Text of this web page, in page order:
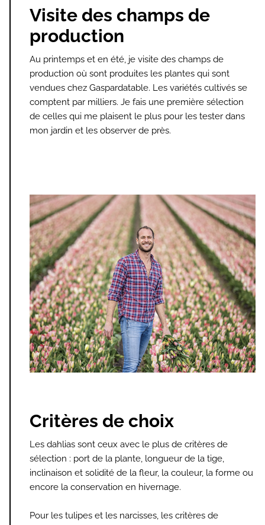
Visite des champs de
production
Au printemps et en été, je visite des champs de
production où sont produites les plantes qui sont
vendues chez Gaspardatable. Les variétés cultivés se
comptent par milliers. Je fais une première sélection
de celles qui me plaisent le plus pour les tester dans
mon jardin et les observer de près.
Critères de choix
Les dahlias sont ceux avec le plus de critères de
sélection : port de la plante, longueur de la tige,
inclinaison et solidité de la fleur, la couleur, la forme ou
encore la conservation en hivernage.
Pour les tulipes et les narcisses, les critères de